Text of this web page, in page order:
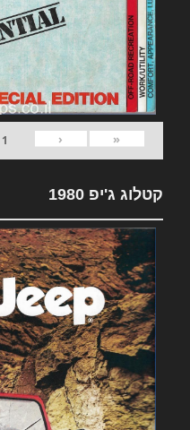
«
‹
1
קטלוג ג'יפ 1980